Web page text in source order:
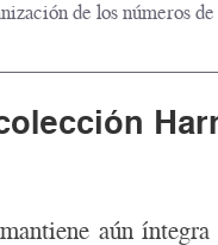
de los números
aún íntegra